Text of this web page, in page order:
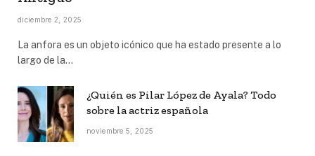
diciembre 2, 2025
La anfora es un objeto icónico que ha estado presente a lo
largo de la…
¿Quién es Pilar López de Ayala? Todo
sobre la actriz española
noviembre 5, 2025